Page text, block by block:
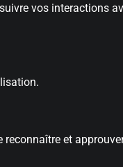
vos interactions
et